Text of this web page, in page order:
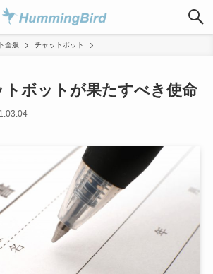
全般 チャットボット
トボットが果たすべき使命